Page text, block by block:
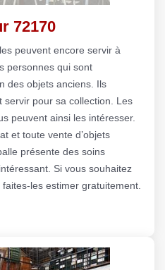
72170
peuvent encore servir à
personnes qui sont
des objets anciens. Ils
servir pour sa collection. Les
peuvent ainsi les intéresser.
et toute vente d’objets
présente des soins
Si vous souhaitez
les estimer gratuitement.